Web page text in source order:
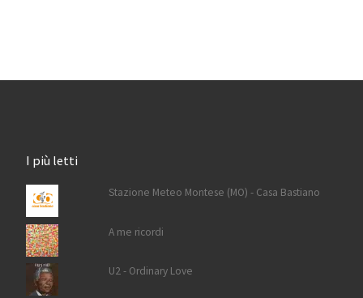
I più letti
Stazione Meteo Montese (MO) - Casa Bastiano
A me ricordi
U2 - Ordinary Love